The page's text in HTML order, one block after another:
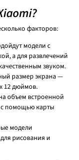
факторов:
модели с
а для развлечений
звуком.
размер экрана —
12 дюймов.
объем встроенной
помощью карты
модели
рисования и